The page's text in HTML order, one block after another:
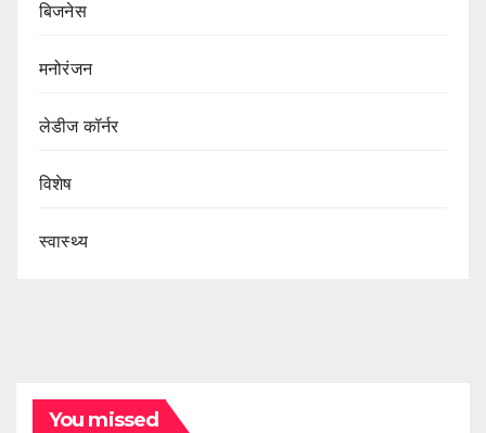
बिजनेस
मनोरंजन
लेडीज कॉर्नर
विशेष
स्वास्थ्य
You missed